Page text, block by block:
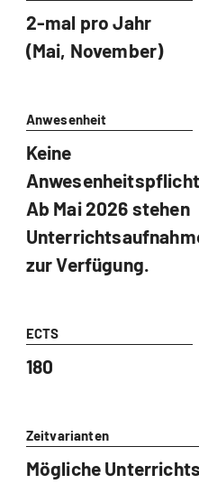
2-mal pro Jahr
(Mai, November)
Anwesenheit
Keine
Ab Mai 2026 stehen
zur Verfügung.
ECTS
180
Zeitvarianten
Mögliche